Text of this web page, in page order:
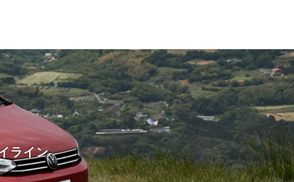
ライン